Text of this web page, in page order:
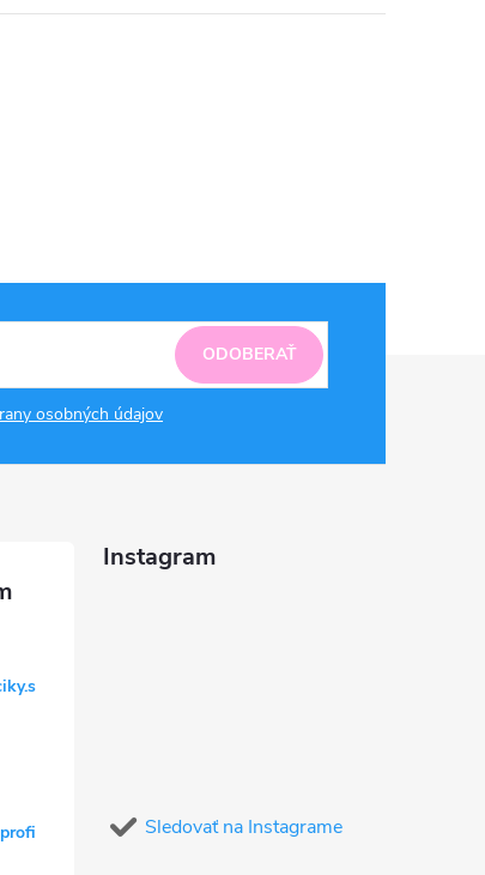
osobných údajov
ODOBERAŤ
Instagram
Sledovať na Instagrame